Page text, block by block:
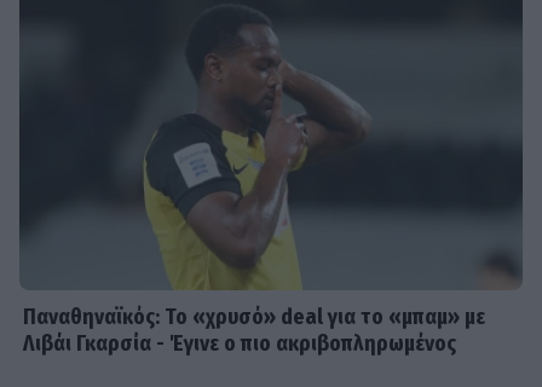
Παναθηναϊκός: Το «χρυσό» deal για το «μπαμ» με
Λιβάι Γκαρσία - Έγινε ο πιο ακριβοπληρωμένος